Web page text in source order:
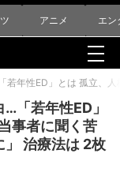
アニメ エン
若年性ED」とは 孤立、
「若年性ED」
事者に聞く苦
治療法は 2枚